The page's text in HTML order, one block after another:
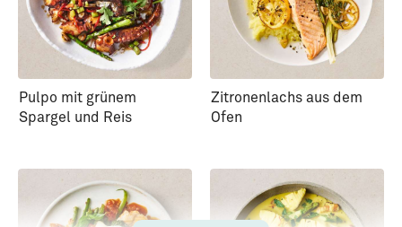
Pulpo mit grünem
Spargel und Reis
Zitronenlachs aus dem
Ofen